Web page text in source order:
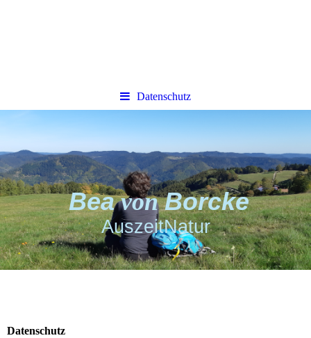
Datenschutz
Bea vonBorcke
AuszeitNatur
Datenschutz